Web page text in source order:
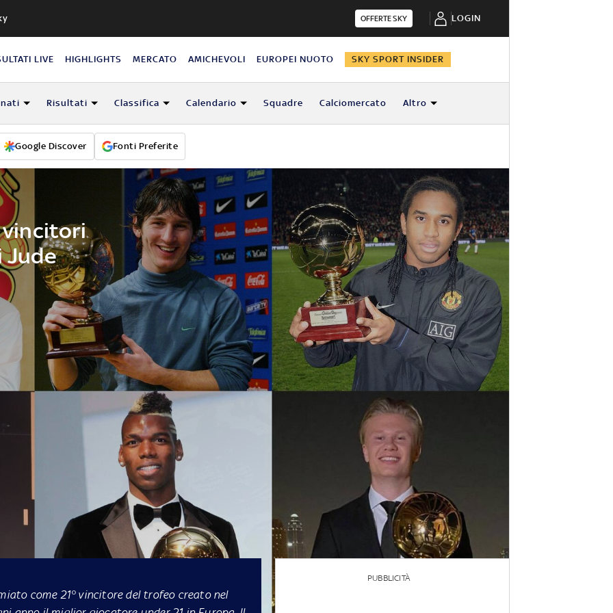
OFFERTE SKY LOGIN
LIVE HIGHLIGHTS MERCATO AMICHEVOLI EUROPEI NUOTO SKY SPORT INSIDER
Risultati Classifica Calendario Squadre Calciomercato Altro
Google Discover Fonti Preferite
vincitori
Jude
come 21° vincitore del trofeo creato nel
PUBBLICITÀ